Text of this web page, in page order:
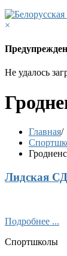
×
Не удалось
Главная/
Лидская
Подробнее ...
Спортшколы